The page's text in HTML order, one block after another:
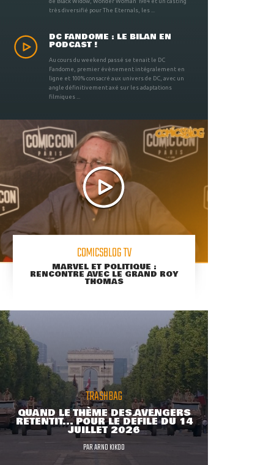
très diversifié pour The Eternals, les ...
DC FANDOME : LE BILAN EN
PODCAST !
Au cours du weekend passé se tenait le DC
Fandome, premier évènement intégralement en
ligne et 100% consacré aux univers de DC, avec un
angle définitivement axé sur les adaptations
filmiques ...
COMICSBLOG TV
MARVEL ET POLITIQUE :
RENCONTRE AVEC LE GRAND ROY
THOMAS
TRASHBAG
QUAND LE THÈME DES AVENGERS
RETENTIT... POUR LE DÉFILÉ DU 14
JUILLET 2026
PARARNO KIKOO